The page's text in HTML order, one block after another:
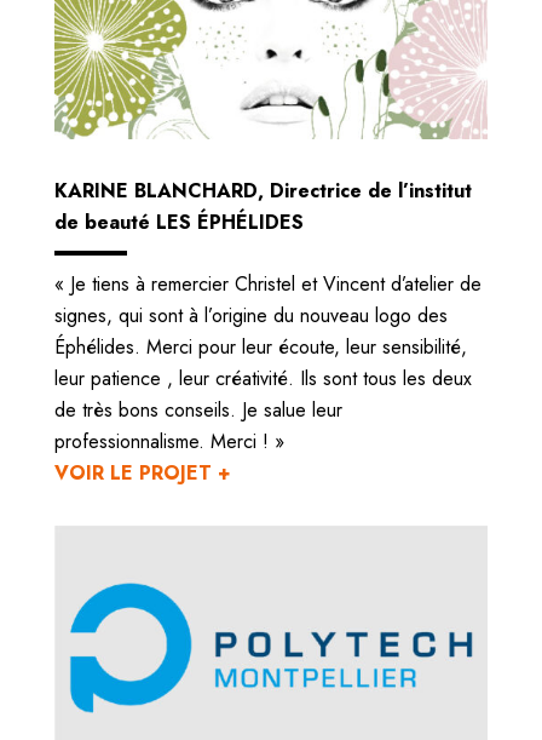
KARINE BLANCHARD, Directrice de l’institut
de beauté LES ÉPHÉLIDES
« Je tiens à remercier Christel et Vincent d’atelier de
signes, qui sont à l’origine du nouveau logo des
Éphélides. Merci pour leur écoute, leur sensibilité,
leur patience , leur créativité. Ils sont tous les deux
de très bons conseils. Je salue leur
professionnalisme. Merci ! »
VOIR LE PROJET +